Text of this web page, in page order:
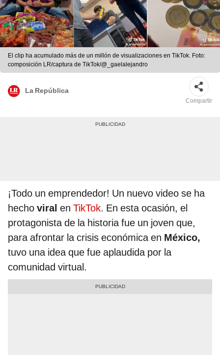
El clip ha acumulado más de un millón de visualizaciones en TikTok. Foto:
composición LR/captura de TikTok/@_gaelalejandro
La República
Compartir
¡Todo un emprendedor! Un nuevo video se ha
hecho viral en TikTok. En esta ocasión, el
protagonista de la historia fue un joven que,
para afrontar la crisis económica en México,
tuvo una idea que fue aplaudida por la
comunidad virtual.